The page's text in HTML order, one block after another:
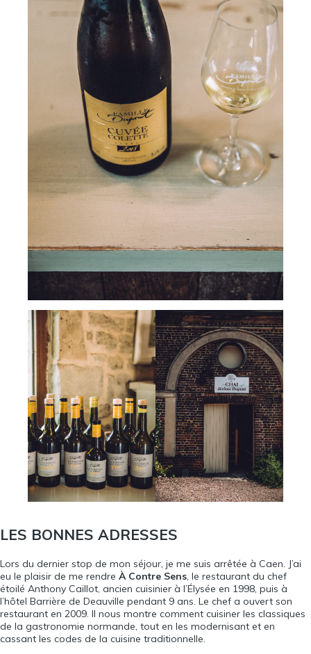
LES BONNES ADRESSES
Lors du dernier stop de mon séjour, je me suis arrêtée à Caen. J’ai
eu le plaisir de me rendre À Contre Sens, le restaurant du chef
étoilé Anthony Caillot, ancien cuisinier à l’Élysée en 1998, puis à
l’hôtel Barrière de Deauville pendant 9 ans. Le chef a ouvert son
restaurant en 2009. Il nous montre comment cuisiner les classiques
de la gastronomie normande, tout en les modernisant et en
cassant les codes de la cuisine traditionnelle.